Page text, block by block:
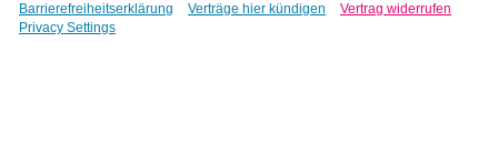
Barrierefreiheitserklärung
Verträge hier kündigen
Vertrag widerrufen
Privacy Settings